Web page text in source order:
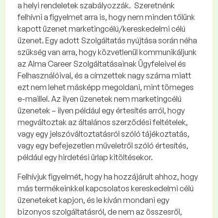
a helyi rendeletek szabályozzák. Szeretnénk
felhívni a figyelmet arra is, hogy nem minden tőlünk
kapott üzenet marketingcélú/kereskedelmi célú
üzenet. Egy adott Szolgáltatás nyújtása során néha
szükség van arra, hogy közvetlenül kommunikáljunk
az Alma Career Szolgáltatásainak Ügyfeleivel és
Felhasználóival, és a címzettek nagy száma miatt
ezt nem lehet másképp megoldani, mint tömeges
e-maillel. Az ilyen üzenetek nem marketingcélú
üzenetek – ilyen például egy értesítés arról, hogy
megváltoztak az általános szerződési feltételek,
vagy egy jelszóváltoztatásról szóló tájékoztatás,
vagy egy befejezetlen műveletről szóló értesítés,
például egy hirdetési űrlap kitöltésekor.
Felhívjuk figyelmét, hogy ha hozzájárult ahhoz, hogy
más termékeinkkel kapcsolatos kereskedelmi célú
üzeneteket kapjon, és le kíván mondani egy
bizonyos szolgáltatásról, de nem az összesről,